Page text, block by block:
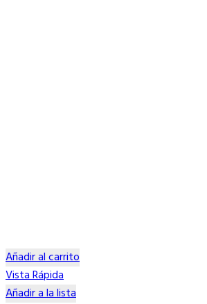
Añadir al carrito
Vista Rápida
Añadir a la lista